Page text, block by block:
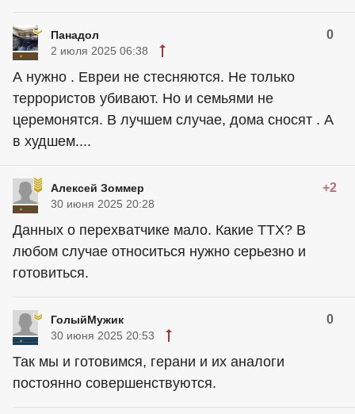
Панадол 0
2 июля 2025 06:38
А нужно . Евреи не стесняются. Не только
террористов убивают. Но и семьями не
церемонятся. В лучшем случае, дома сносят . А
в худшем....
Алексей Зоммер +2
30 июня 2025 20:28
Данных о перехватчике мало. Какие ТТХ? В
любом случае относиться нужно серьезно и
готовиться.
ГолыйМужик 0
30 июня 2025 20:53
Так мы и готовимся, герани и их аналоги
постоянно совершенствуются.